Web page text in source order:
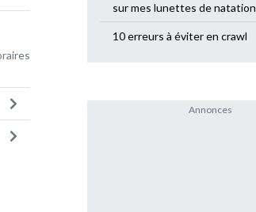
sur mes lunettes de natation
10 erreurs à éviter en crawl